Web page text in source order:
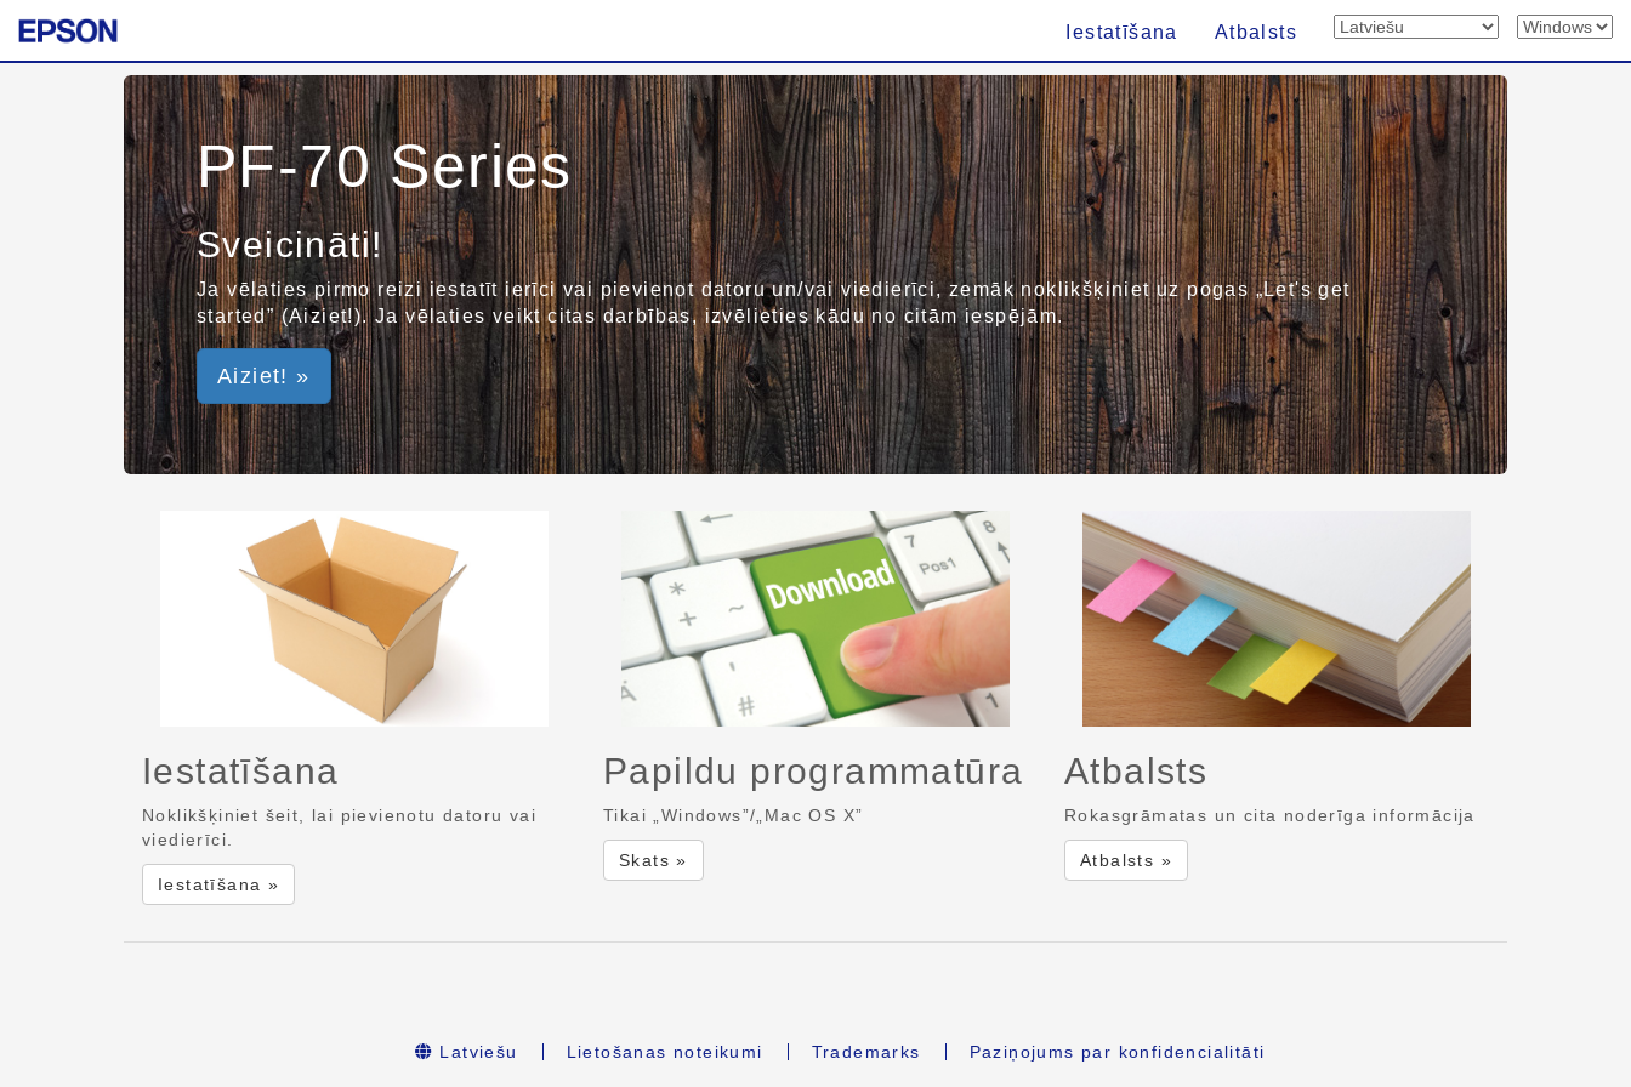
Iestatīšana Atbalsts
PF-70 Series
Sveicināti!
Ja vēlaties pirmo reizi iestatīt ierīci vai pievienot datoru un/vai viedierīci, zemāk noklikšķiniet uz pogas „Let's get
started” (Aiziet!). Ja vēlaties veikt citas darbības, izvēlieties kādu no citām iespējām.
Aiziet! »
Iestatīšana
Noklikšķiniet šeit, lai pievienotu datoru vai
viedierīci.
Iestatīšana »
Papildu programmatūra
Tikai „Windows”/„Mac OS X”
Skats »
Atbalsts
Rokasgrāmatas un cita noderīga informācija
Atbalsts »
Latviešu Lietošanas noteikumi Trademarks Paziņojums par konfidencialitāti